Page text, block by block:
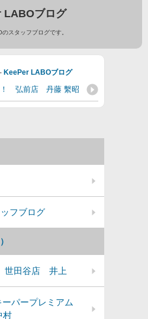
LABOブログ
スタッフブログです。
- KeePer LABOブログ
！ 弘前店 丹藤 繫昭
世田谷店 井上
パープレミアム
フブログ